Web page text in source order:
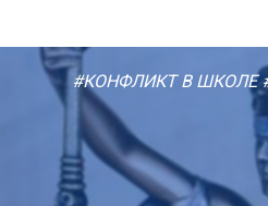
#КОНФЛИКТ В ШКОЛЕ